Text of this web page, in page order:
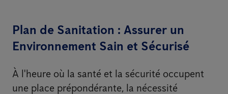
Plan de Sanitation : Assurer un
Environnement Sain et Sécurisé
À l'heure où la santé et la sécurité occupent
une place prépondérante, la nécessité